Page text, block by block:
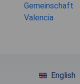
Gemeinschaft
Valencia
English